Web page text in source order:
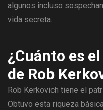
algunos incluso
vida secreta.
¿Cuánto es
de Rob
Rob Kerkovich tiene el
Obtuvo esta riqueza